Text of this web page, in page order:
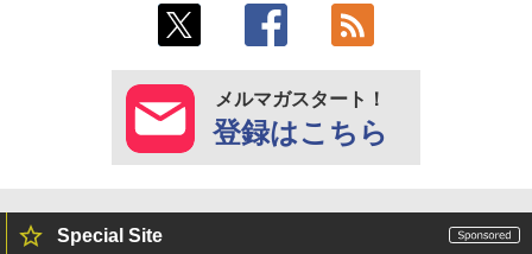
メルマガスタート！
登録はこちら
Special Site